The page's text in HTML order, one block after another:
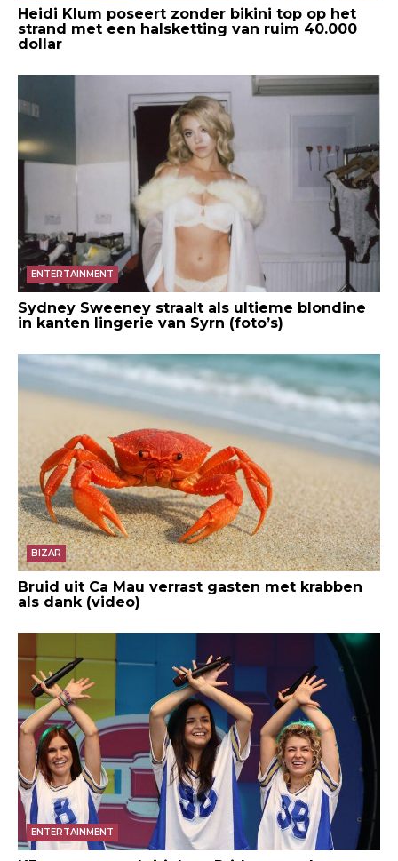
Heidi Klum poseert zonder bikini top op het
strand met een halsketting van ruim 40.000
dollar
ENTERTAINMENT
Sydney Sweeney straalt als ultieme blondine
in kanten lingerie van Syrn (foto’s)
BIZAR
Bruid uit Ca Mau verrast gasten met krabben
als dank (video)
ENTERTAINMENT